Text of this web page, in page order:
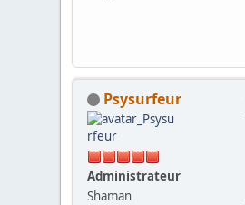
Psysurfeur
Administrateur
Shaman